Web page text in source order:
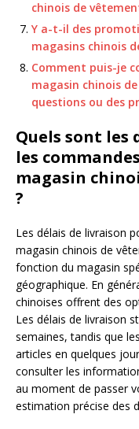
chinois de
Y a-t-il des
magasins chinois
Comment puis-je
magasin chinois
questions ou des
Quels sont les
les
magasin
?
Les délais de livraison
magasin chinois de
fonction du magasin
géographique. En
chinoises offrent des
Les délais de livraison
semaines, tandis que
articles en quelques
consulter les
au moment de passer
estimation précise des